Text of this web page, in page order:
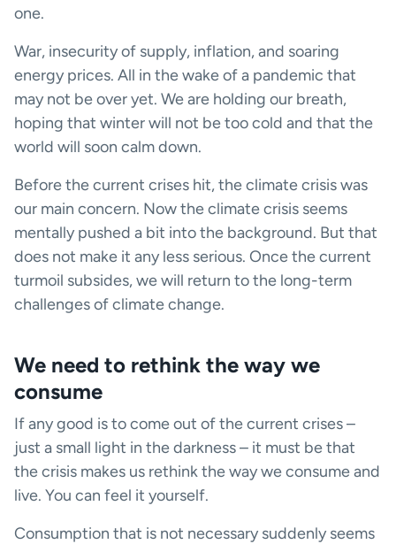
one.
War, insecurity of supply, inflation, and soaring
energy prices. All in the wake of a pandemic that
may not be over yet. We are holding our breath,
hoping that winter will not be too cold and that the
world will soon calm down.
Before the current crises hit, the climate crisis was
our main concern. Now the climate crisis seems
mentally pushed a bit into the background. But that
does not make it any less serious. Once the current
turmoil subsides, we will return to the long-term
challenges of climate change.
We need to rethink the way we
consume
If any good is to come out of the current crises –
just a small light in the darkness – it must be that
the crisis makes us rethink the way we consume and
live. You can feel it yourself.
Consumption that is not necessary suddenly seems